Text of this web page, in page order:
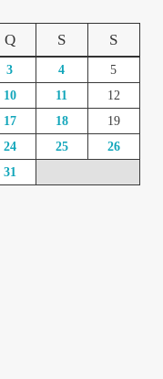
Q S S
3 4
5
10 11
12
17 18
19
24 25
26
31